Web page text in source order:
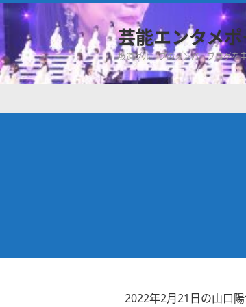
芸能エンタメ
坂道グループのメンバーブログを
2022年2月21日の山口